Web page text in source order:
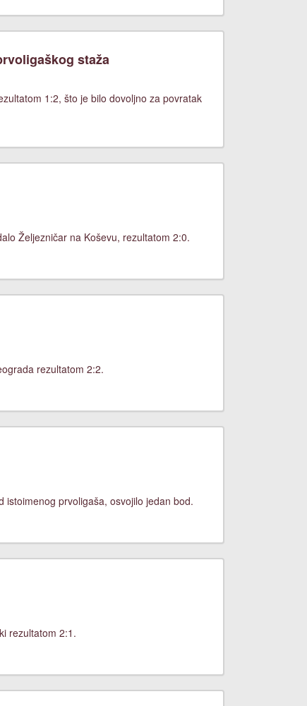
staža
1:2, što je bilo dovoljno za povratak
Željezničar na Koševu, rezultatom 2:0.
rezultatom 2:2.
prvoligaša, osvojilo jedan bod.
rezultatom 2:1.